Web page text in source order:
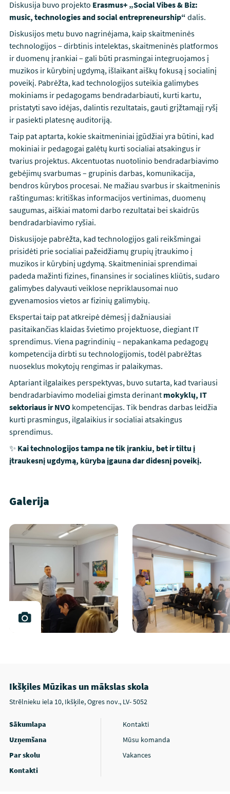
Diskusija buvo projekto Erasmus+ „Social Vibes & Biz:
music, technologies and social entrepreneurship“ dalis.
Diskusijos metu buvo nagrinėjama, kaip skaitmeninės
technologijos – dirbtinis intelektas, skaitmeninės platformos
ir duomenų įrankiai – gali būti prasmingai integruojamos į
muzikos ir kūrybinį ugdymą, išlaikant aiškų fokusą į socialinį
poveikį. Pabrėžta, kad technologijos suteikia galimybes
mokiniams ir pedagogams bendradarbiauti, kurti kartu,
pristatyti savo idėjas, dalintis rezultatais, gauti grįžtamąjį ryšį
ir pasiekti platesnę auditoriją.
Taip pat aptarta, kokie skaitmeniniai įgūdžiai yra būtini, kad
mokiniai ir pedagogai galėtų kurti socialiai atsakingus ir
tvarius projektus. Akcentuotas nuotolinio bendradarbiavimo
gebėjimų svarbumas – grupinis darbas, komunikacija,
bendros kūrybos procesai. Ne mažiau svarbus ir skaitmeninis
raštingumas: kritiškas informacijos vertinimas, duomenų
saugumas, aiškiai matomi darbo rezultatai bei skaidrūs
bendradarbiavimo ryšiai.
Diskusijoje pabrėžta, kad technologijos gali reikšmingai
prisidėti prie socialiai pažeidžiamų grupių įtraukimo į
muzikos ir kūrybinį ugdymą. Skaitmeniniai sprendimai
padeda mažinti fizines, finansines ir socialines kliūtis, sudaro
galimybes dalyvauti veiklose nepriklausomai nuo
gyvenamosios vietos ar fizinių galimybių.
Ekspertai taip pat atkreipė dėmesį į dažniausiai
pasitaikančias klaidas švietimo projektuose, diegiant IT
sprendimus. Viena pagrindinių – nepakankama pedagogų
kompetencija dirbti su technologijomis, todėl pabrėžtas
nuoseklus mokytojų rengimas ir palaikymas.
Aptariant ilgalaikes perspektyvas, buvo sutarta, kad tvariausi
bendradarbiavimo modeliai gimsta derinant mokyklų, IT
sektoriaus ir NVOkompetencijas. Tik bendras darbas leidžia
kurti prasmingus, ilgalaikius ir socialiai atsakingus
sprendimus.
✨ Kai technologijos tampa ne tik įrankiu, bet ir tiltu į
įtraukesnį ugdymą, kūryba įgauna dar didesnį poveikį.
Galerija
Ikšķiles Mūzikas un mākslas skola
Strēlnieku iela 10, Ikšķile, Ogres nov., LV- 5052
Sākumlapa
Uzņemšana
Par skolu
Kontakti
Kontakti
Mūsu komanda
Vakances